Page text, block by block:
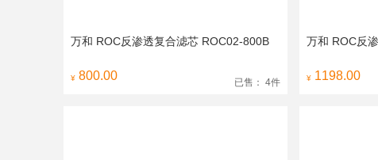
万和 ROC反渗透复合滤芯 ROC02-800B
¥ 800.00 已售： 4件
万和 ROC反
¥ 1198.00